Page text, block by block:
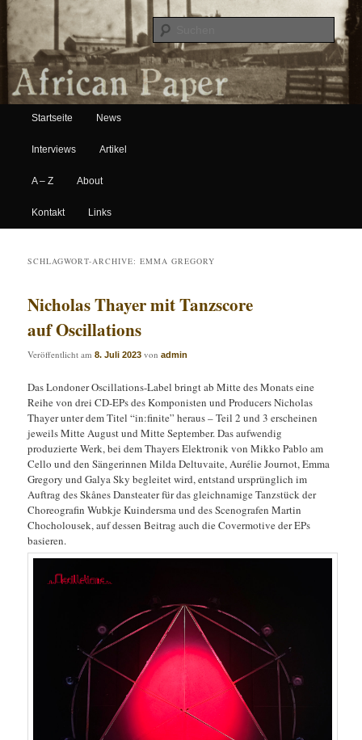
African Paper
Hauptmenü
Zum Inhalt wechseln
Zum sekundären Inhalt wechseln
Startseite News
Interviews Artikel
A – Z About
Kontakt Links
SCHLAGWORT-ARCHIVE:EMMA GREGORY
Nicholas Thayer mit Tanzscore
auf Oscillations
Veröffentlicht am8. Juli 2023 vonadmin
Das Londoner Oscillations-Label bringt ab Mitte des Monats eine
Reihe von drei CD-EPs des Komponisten und Producers Nicholas
Thayer unter dem Titel “in:finite” heraus – Teil 2 und 3 erscheinen
jeweils Mitte August und Mitte September. Das aufwendig
produzierte Werk, bei dem Thayers Elektronik von Mikko Pablo am
Cello und den Sängerinnen Milda Deltuvaite, Aurélie Journot, Emma
Gregory und Galya Sky begleitet wird, entstand ursprünglich im
Auftrag des Skånes Dansteater für das gleichnamige Tanzstück der
Choreografin Wubkje Kuindersma und des Scenografen Martin
Chocholousek, auf dessen Beitrag auch die Covermotive der EPs
basieren.